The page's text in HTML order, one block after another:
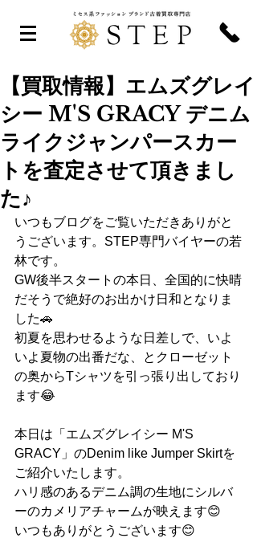
【買取情報】エムズグレイ
シー M'S GRACY デニム
ライクジャンパースカー
トを査定させて頂きまし
た♪
いつもブログをご覧いただきありがと
うございます。STEP専門バイヤーの若
林です。
GW後半スタートの本日、全国的に快晴
だそうで絶好のお出かけ日和となりま
した🚗
初夏を思わせるような日差しで、いよ
いよ夏物の出番だな、とクローゼット
の奥からTシャツを引っ張り出しており
ます😂
本日は「エムズグレイシー M'S
GRACY」のDenim like Jumper Skirtを
ご紹介いたします。
ハリ感のあるデニム調の生地にシルバ
ーのカメリアチャームが映えます😊
いつもありがとうございます😊